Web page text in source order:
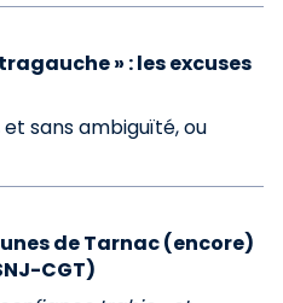
» : les excuses
sans ambiguïté, ou
de Tarnac (encore)
CGT)